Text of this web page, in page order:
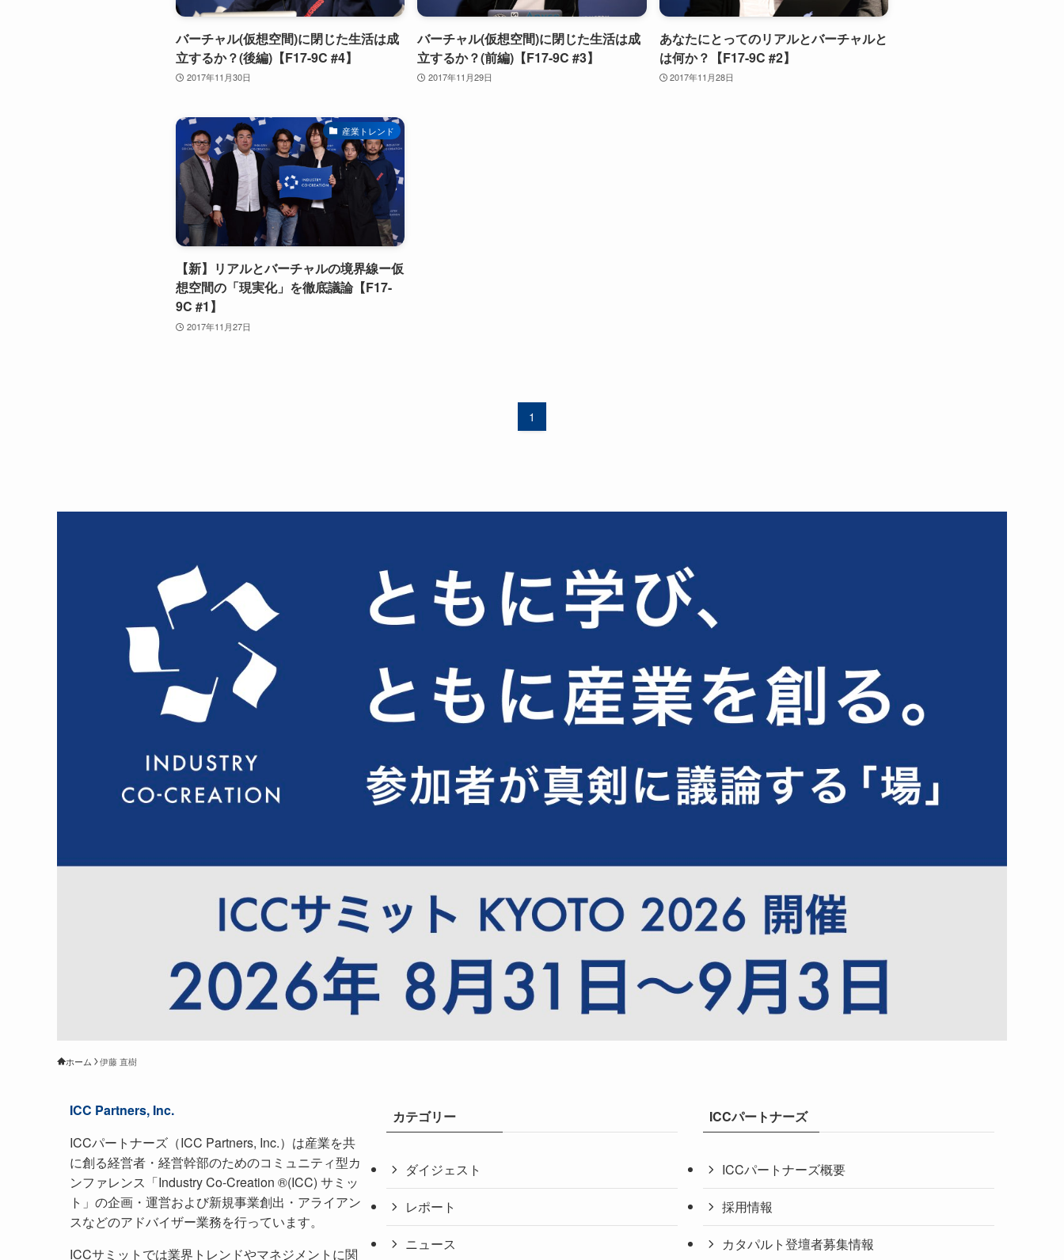
バーチャル(仮想空間)に閉じた生活は成
立するか？(後編)【F17-9C #4】
2017年11月30日
バーチャル(仮想空間)に閉じた生活は成
立するか？(前編)【F17-9C #3】
2017年11月29日
あなたにとってのリアルとバーチャルと
は何か？【F17-9C #2】
2017年11月28日
産業トレンド
【新】リアルとバーチャルの境界線ー仮
想空間の「現実化」を徹底議論【F17-
9C #1】
2017年11月27日
1
ホーム 伊藤 直樹
ICC Partners, Inc.
ICCパートナーズ（ICC Partners, Inc.）は産業を共
に創る経営者・経営幹部のためのコミュニティ型カ
ンファレンス「Industry Co-Creation ®(ICC) サミッ
ト」の企画・運営および新規事業創出・アライアン
スなどのアドバイザー業務を行っています。
ICCサミットでは業界トレンドやマネジメントに関
カテゴリー
ダイジェスト
レポート
ニュース
ICCパートナーズ
ICCパートナーズ概要
採用情報
カタパルト登壇者募集情報